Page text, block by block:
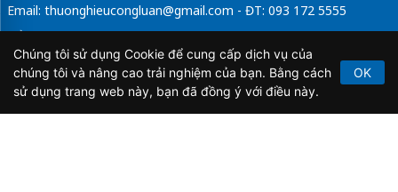
Email: thuonghieucongluan@gmail.com - ĐT: 093 172 5555
Tổng Biên Tập: Vũ Đức Thuận
Giấy phép hoạt động báo chí điện tử số 64/GP-BTTTT do Bộ
Thông tin và Truyền thông cấp ngày 21/2/2020.
Chúng tôi sử dụng Cookie để cung cấp dịch vụ của
chúng tôi và nâng cao trải nghiệm của bạn. Bằng cách
sử dụng trang web này, bạn đã đồng ý với điều này.
OK